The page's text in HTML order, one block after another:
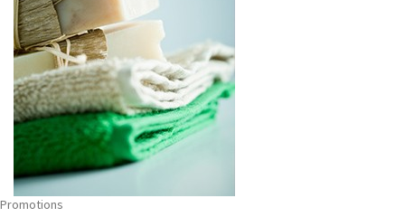
Promotions